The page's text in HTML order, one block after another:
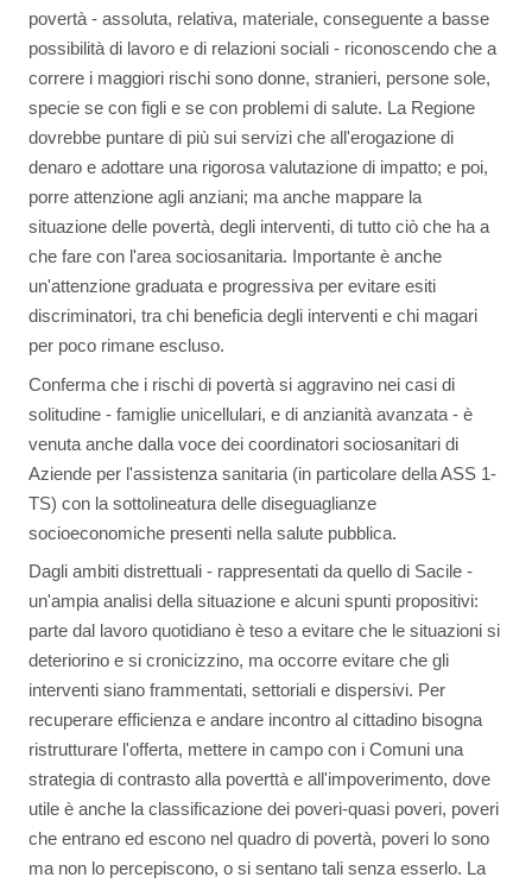
povertà - assoluta, relativa, materiale, conseguente a basse
possibilità di lavoro e di relazioni sociali - riconoscendo che a
correre i maggiori rischi sono donne, stranieri, persone sole,
specie se con figli e se con problemi di salute. La Regione
dovrebbe puntare di più sui servizi che all'erogazione di
denaro e adottare una rigorosa valutazione di impatto; e poi,
porre attenzione agli anziani; ma anche mappare la
situazione delle povertà, degli interventi, di tutto ciò che ha a
che fare con l'area sociosanitaria. Importante è anche
un'attenzione graduata e progressiva per evitare esiti
discriminatori, tra chi beneficia degli interventi e chi magari
per poco rimane escluso.
Conferma che i rischi di povertà si aggravino nei casi di
solitudine - famiglie unicellulari, e di anzianità avanzata - è
venuta anche dalla voce dei coordinatori sociosanitari di
Aziende per l'assistenza sanitaria (in particolare della ASS 1-
TS) con la sottolineatura delle diseguaglianze
socioeconomiche presenti nella salute pubblica.
Dagli ambiti distrettuali - rappresentati da quello di Sacile -
un'ampia analisi della situazione e alcuni spunti propositivi:
parte dal lavoro quotidiano è teso a evitare che le situazioni si
deteriorino e si cronicizzino, ma occorre evitare che gli
interventi siano frammentati, settoriali e dispersivi. Per
recuperare efficienza e andare incontro al cittadino bisogna
ristrutturare l'offerta, mettere in campo con i Comuni una
strategia di contrasto alla poverttà e all'impoverimento, dove
utile è anche la classificazione dei poveri-quasi poveri, poveri
che entrano ed escono nel quadro di povertà, poveri lo sono
ma non lo percepiscono, o si sentano tali senza esserlo. La